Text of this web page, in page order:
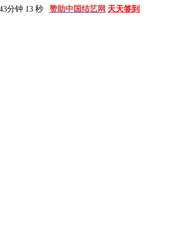
分钟 14 秒 赞助中国结艺网 天天签到